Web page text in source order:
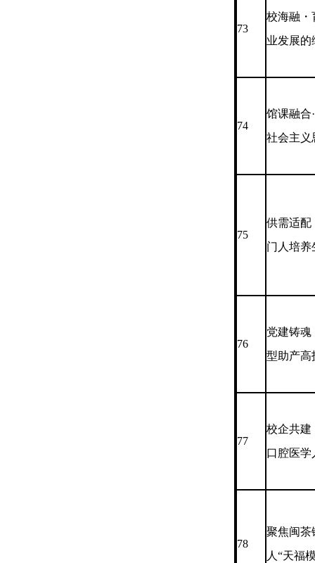
73
校海融・
业发展
74
馆课融合
社会主
75
供需适配
门人培
76
党建铸
型助产
77
校企共
口腔医
78
聚焦闽茶
人“天福